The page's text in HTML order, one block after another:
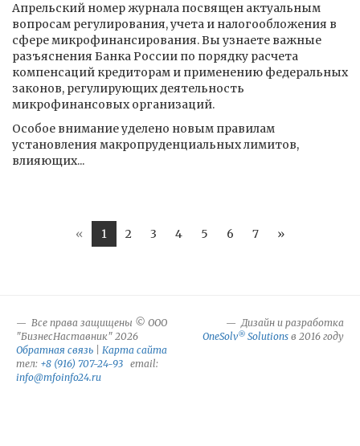
Апрельский номер журнала посвящен актуальным
вопросам регулирования, учета и налогообложения в
сфере микрофинансирования. Вы узнаете важные
разъяснения Банка России по порядку расчета
компенсаций кредиторам и применению федеральных
законов, регулирующих деятельность
микрофинансовых организаций.
Особое внимание уделено новым правилам
установления макропруденциальных лимитов,
влияющих...
« 1 2 3 4 5 6 7 »
Все права защищены © ООО
"БизнесНаставник" 2026
Обратная связь
Карта сайта
тел: +8 (916) 707-24-93 email:
info@mfoinfo24.ru
Дизайн и разработка
OneSolv® Solutions в 2016 году